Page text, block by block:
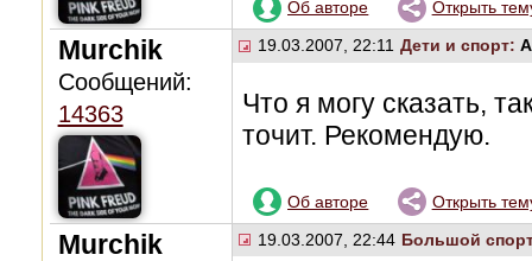
Об авторе Открыть
Murchik
Сообщений:
14363
19.03.2007, 22:11 Дети и спорт:
Что я могу сказать,
точит. Рекомендую.
Об авторе Открыть
Murchik 19.03.2007, 22:44 Большой